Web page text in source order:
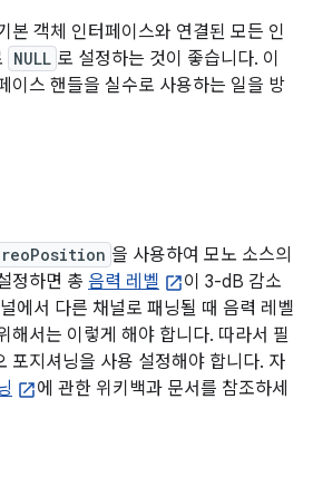
본 객체 인터페이스와 연결된 모든 인
NULL 로 설정하는 것이 좋습니다. 이
이스 핸들을 실수로 사용하는 일을 방
을 사용하여 모노 소스의
정하면 총 음력 레벨
이 3-dB 감소
에서 다른 채널로 패닝될 때 음력 레벨
해서는 이렇게 해야 합니다. 따라서 필
포지셔닝을 사용 설정해야 합니다. 자
에 관한 위키백과 문서를 참조하세